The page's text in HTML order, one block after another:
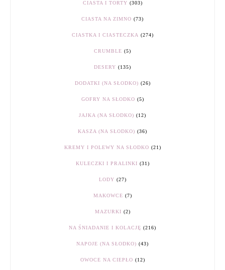
CIASTA I TORTY (303)
CIASTA NA ZIMNO (73)
CIASTKA I CIASTECZKA (274)
CRUMBLE (5)
DESERY (135)
DODATKI (NA SŁODKO) (26)
GOFRY NA SŁODKO (5)
JAJKA (NA SŁODKO) (12)
KASZA (NA SŁODKO) (36)
KREMY I POLEWY NA SŁODKO (21)
KULECZKI I PRALINKI (31)
LODY (27)
MAKOWCE (7)
MAZURKI (2)
NA ŚNIADANIE I KOLACJĘ (216)
NAPOJE (NA SŁODKO) (43)
OWOCE NA CIEPŁO (12)